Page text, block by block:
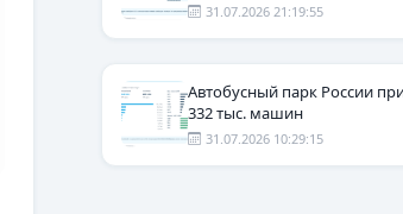
31.07.2026 21:19:55
Автобусный парк России
332 тыс. машин
31.07.2026 10:29:15